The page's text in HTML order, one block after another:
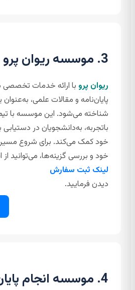
3. موسسه ریوان پرو
ریوان پرو با ارائه خدمات تخصصی
پایان‌نامه و مقالات علمی،
شناخته می‌شود. این موسسه با
باتجربه، به‌دانشجویان در
خود کمک می‌کند. برای شروع مسیر
خود و بررسی گزینه‌ها، می‌توانید از
لینک ثبت سفارش
دیدن فرمایید.
4. موسسه انجام پایان نامه